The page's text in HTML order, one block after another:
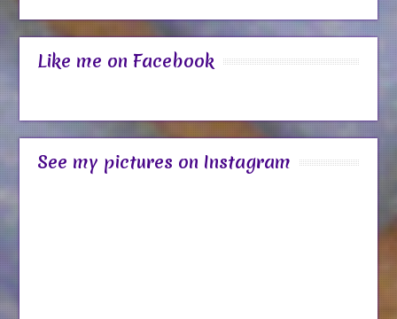
Like me on Facebook
See my pictures on Instagram